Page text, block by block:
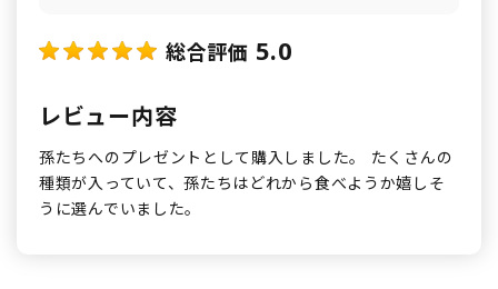
総合評価 5.0
レビュー内容
孫たちへのプレゼントとして購入しました。 たくさんの
種類が入っていて、孫たちはどれから食べようか嬉しそ
うに選んでいました。